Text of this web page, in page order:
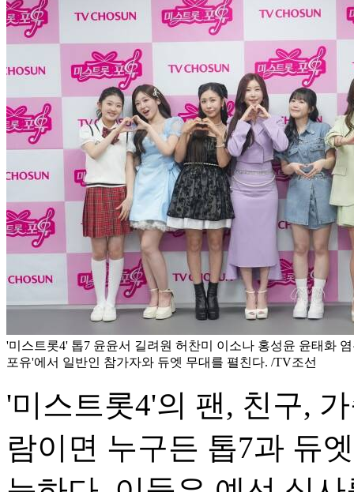
'미스트롯4' 톱7 윤윤서 길려원 허찬미 이소나 홍성윤 윤태화
포유'에서 일반인 참가자와 듀엣 무대를 펼친다. /TV조선
'미스트롯4'의 팬, 친구,
람이면 누구든 톱7과 듀